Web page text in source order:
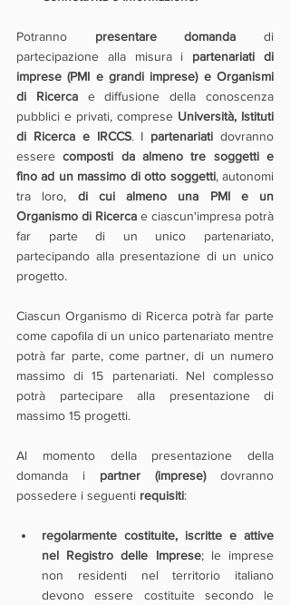
Potranno presentare domanda di
partecipazione alla misura i partenariati di
imprese (PMI e grandi imprese) e Organismi
di Ricerca e diffusione della conoscenza
pubblici e privati, comprese Università, Istituti
di Ricerca e IRCCS. I partenariati dovranno
essere composti da almeno tre soggetti e
fino ad un massimo di otto soggetti, autonomi
tra loro, di cui almeno una PMI e un
Organismo di Ricerca e ciascun'impresa potrà
far parte di un unico partenariato,
partecipando alla presentazione di un unico
progetto.
Ciascun Organismo di Ricerca potrà far parte
come capofila di un unico partenariato mentre
potrà far parte, come partner, di un numero
massimo di 15 partenariati. Nel complesso
potrà partecipare alla presentazione di
massimo 15 progetti.
Al momento della presentazione della
domanda i partner (imprese) dovranno
possedere i seguenti requisiti:
regolarmente costituite, iscritte e attive
nel Registro delle Imprese; le imprese
non residenti nel territorio italiano
devono essere costituite secondo le